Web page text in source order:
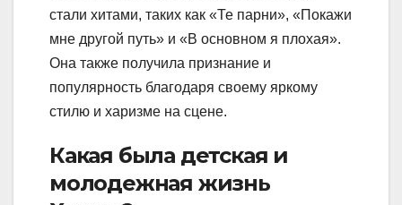
стали хитами, таких как «Те парни», «Покажи
мне другой путь» и «В основном я плохая».
Она также получила признание и
популярность благодаря своему яркому
стилю и харизме на сцене.
Какая была детская и
молодежная жизнь